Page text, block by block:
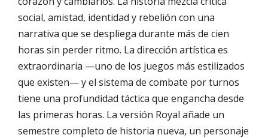
social, amistad, identidad y rebelión con una
narrativa que se despliega durante más de cien
horas sin perder ritmo. La dirección artística es
extraordinaria —uno de los juegos más estilizados
que existen— y el sistema de combate por turnos
tiene una profundidad táctica que engancha desde
las primeras horas. La versión Royal añade un
semestre completo de historia nueva, un personaje